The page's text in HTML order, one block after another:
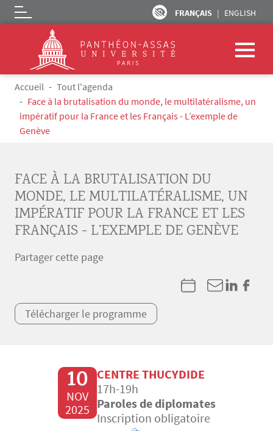
Aller au contenu principal
FRANÇAIS ENGLISH
Logo
Fil d'Ariane
Accueil
Tout l'agenda
Face à la brutalisation du monde, le multilatéralisme, un
impératif pour la France et les Français - L’exemple de
Genève
FACE À LA BRUTALISATION DU
MONDE, LE MULTILATÉRALISME, UN
IMPÉRATIF POUR LA FRANCE ET LES
FRANÇAIS - L’EXEMPLE DE GENÈVE
Partager cette page
Télécharger le programme
10
NOV
2025
CENTRE THUCYDIDE
17h-19h
Paroles de diplomates
Inscription obligatoire